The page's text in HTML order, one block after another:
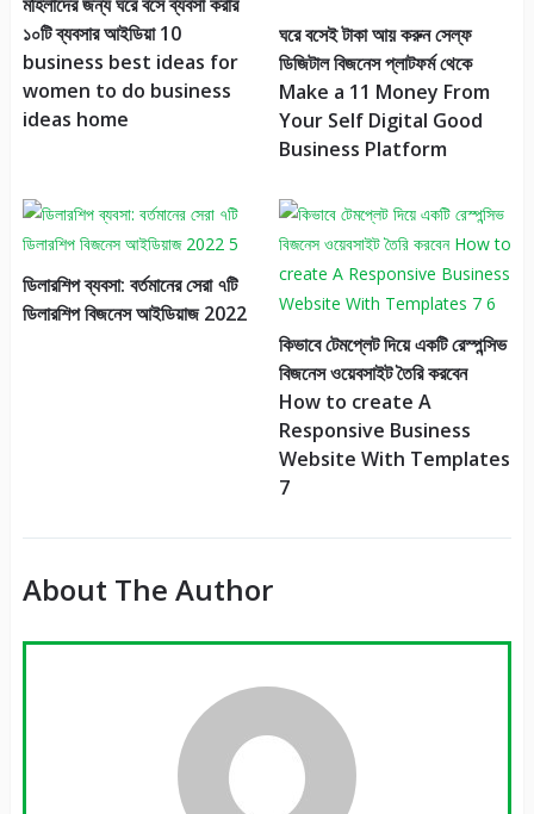
১০টি ব্যবসার আইডিয়া 10
business best ideas for
women to do business
ideas home
ঘরে বসেই টাকা আয় করুন সেল্‌ফ
ডিজিটাল বিজনেস প্লাটফর্ম থেকে
Make a 11 Money From
Your Self Digital Good
Business Platform
ডিলারশিপ ব্যবসা: বর্তমানের সেরা ৭টি
ডিলারশিপ বিজনেস আইডিয়াজ 2022
কিভাবে টেমপ্লেট দিয়ে একটি রেস্পন্সিভ
বিজনেস ওয়েবসাইট তৈরি করবেন
How to create A
Responsive Business
Website With Templates
7
About The Author